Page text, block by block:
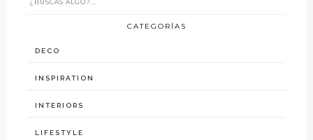
CATEGORÍAS
DECO
INSPIRATION
INTERIORS
LIFESTYLE